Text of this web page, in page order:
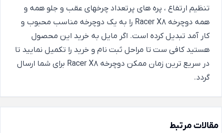
تنظیم ارتفاع ، پره های پرتعداد چرخهای عقب و جلو همه و
همه دوچرخه Racer X8 را به یک دوچرخه مناسب محبوب و
کار آمد تبدیل کرده است. اگر مایل به خرید این محصول
هستید کافی ست تا مراحل ثبت نام و خرید را تکمیل نمایید تا
در سریع ترین زمان ممکن دوچرخه Racer X8 برای شما ارسال
گردد.
مقالات مرتبط